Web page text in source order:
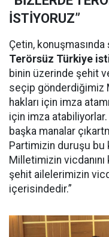
İSTİYORUZ”
Çetin,
Terörsüz Türkiye
binin üzerinde şehit
seçip gönderdiğimiz
hakları için imza
için imza atabiliyorlar.
başka manalar
Partimizin duruşu bu
Milletimizin
şehit ailelerimizin
içerisindedir.”